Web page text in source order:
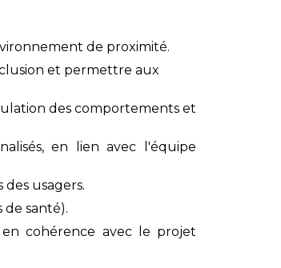
de proximité.
et permettre aux
des comportements et
en lien avec l'équipe
usagers.
de santé).
cohérence avec le projet